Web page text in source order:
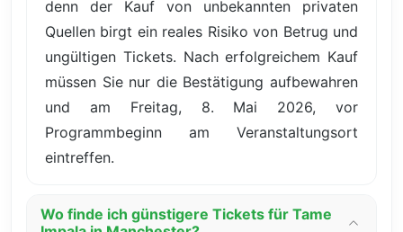
denn der Kauf von unbekannten privaten
Quellen birgt ein reales Risiko von Betrug und
ungültigen Tickets. Nach erfolgreichem Kauf
müssen Sie nur die Bestätigung aufbewahren
und am Freitag, 8. Mai 2026, vor
Programmbeginn am Veranstaltungsort
eintreffen.
Wo finde ich günstigere Tickets für Tame